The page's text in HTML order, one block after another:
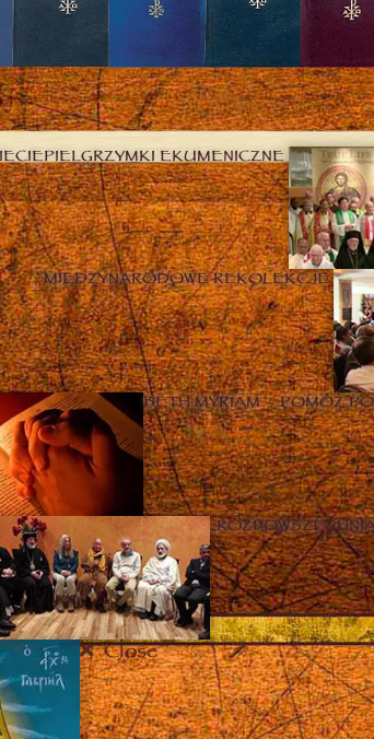
PIELGRZYMKI EKUMENICZNE
MIĘDZYNARODOWE REKOLEKCJE
BETH MYRIAM – POMÓŻ
Close